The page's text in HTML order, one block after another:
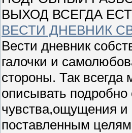
ВЫХОД ВСЕГДА
ВЕСТИ ДНЕВНИК
Вести дневник
галочки и
стороны. Так
описывать
чувства,ощущения
поставленным